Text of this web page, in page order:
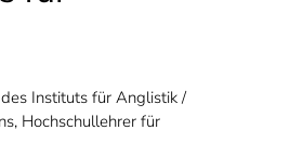
Instituts für Anglistik /
Hochschullehrer für